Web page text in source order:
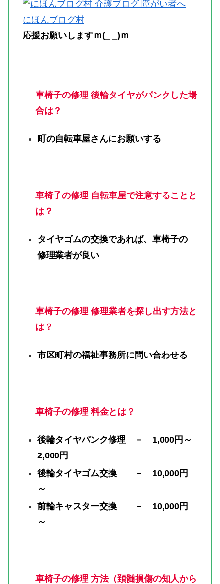
にほんブログ村
応援お願いしますｍ(_ _)ｍ
車椅子の修理 後輪タイヤがパンクした場
合は？
町の自転車屋さんにお願いする
車椅子の修理 自転車屋で注意することと
は？
タイヤゴムの交換であれば、車椅子の
修理業者が良い
車椅子の修理 修理業者を探し出す方法と
は？
市区町村の福祉事務所に問い合わせる
車椅子の修理 料金とは？
後輪タイヤパンク修理 － 1,000円～
2,000円
後輪タイヤゴム交換 － 10,000円
～
前輪キャスター交換 － 10,000円
～
車椅子の修理 方法（頚髄損傷の知人から